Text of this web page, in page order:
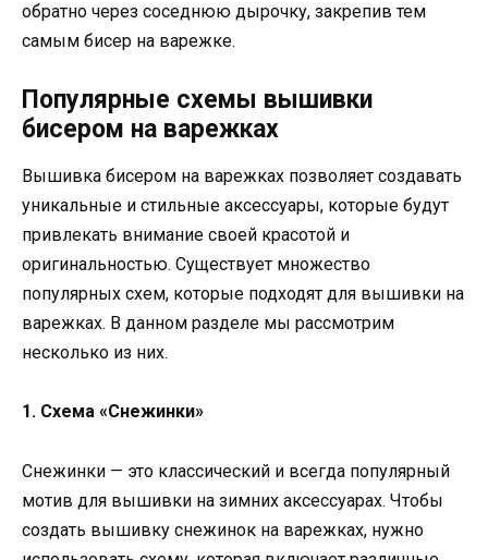
обратно через соседнюю дырочку, закрепив тем
самым бисер на варежке.
Популярные схемы вышивки
бисером на варежках
Вышивка бисером на варежках позволяет создавать
уникальные и стильные аксессуары, которые будут
привлекать внимание своей красотой и
оригинальностью. Существует множество
популярных схем, которые подходят для вышивки на
варежках. В данном разделе мы рассмотрим
несколько из них.
1. Схема «Снежинки»
Снежинки — это классический и всегда популярный
мотив для вышивки на зимних аксессуарах. Чтобы
создать вышивку снежинок на варежках, нужно